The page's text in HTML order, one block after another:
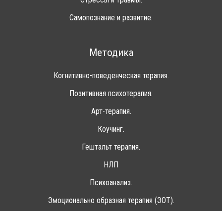
Самопознание и развитие.
Методика
Когнитивно-поведенческая терапия.
Позитивная психотерапия.
Арт-терапия.
Коучинг.
Гештальт терапия.
НЛП
Психоанализ.
Эмоционально образная терапия (ЭОТ).